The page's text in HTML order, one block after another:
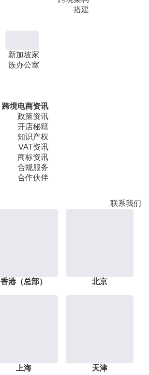
搭建
新加坡家
族办公室
跨境电商资讯
政策资讯
开店秘籍
知识产权
VAT资讯
商标资讯
合规服务
合作伙伴
联系我们
香港（总部） 北京
上海 天津